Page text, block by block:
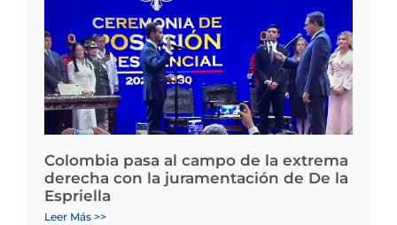
Colombia pasa al campo de la extrema
derecha con la juramentación de De la
Espriella
Leer Más >>